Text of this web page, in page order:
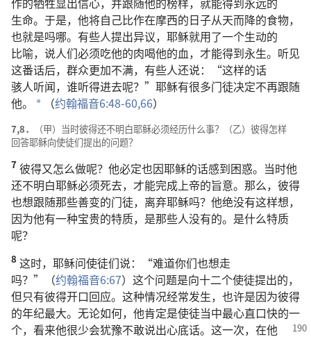
生命。 于是， 他将自己比作在摩西的日子从天而降的食物，
也就是吗哪。 有些人提出异议， 耶稣就用了一个生动的
比喻， 说人们必须吃他的肉喝他的血， 才能得到永生。 听见
这番话后， 群众更加不满， 有些人还说：“这样的话
骇人听闻， 谁听得进去呢？” 耶稣有很多门徒决定不再跟随
他。 a （约翰福音6:48-60,66）
7,8． （甲） 当时彼得还不明白耶稣必须经历什么事？（乙） 彼得怎样
回答耶稣向使徒们提出的问题？
7 彼得又怎么做呢？ 他必定也因耶稣的话感到困惑。 当时他
还不明白耶稣必须死去， 才能完成 上帝的旨意。 那么， 彼得
也想跟随那些善变的门徒， 离弃耶稣吗？ 他绝没有这样想，
因为他有一种宝贵的特质， 是那些人没有的。 是什么特质
呢？
8 这时， 耶稣问使徒们说：“难道你们也想走
吗？”（约翰福音6:67） 这个问题是向十二个使徒提出的，
但只有彼得开口回应。 这种情况经常发生， 也许是因为彼得
的年纪最大。 无论如何， 他肯定是使徒当中最心直口快的一
个， 看来他很少会犹豫不敢说出心底话。 这一次， 在他